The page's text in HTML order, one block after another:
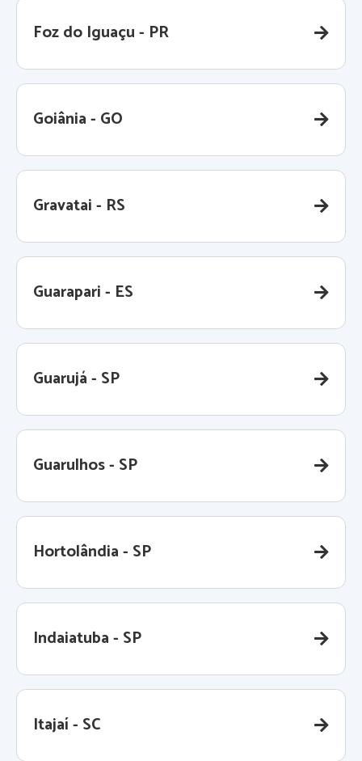
Foz do Iguaçu - PR
Goiânia - GO
Gravatai - RS
Guarapari - ES
Guarujá - SP
Guarulhos - SP
Hortolândia - SP
Indaiatuba - SP
Itajaí - SC